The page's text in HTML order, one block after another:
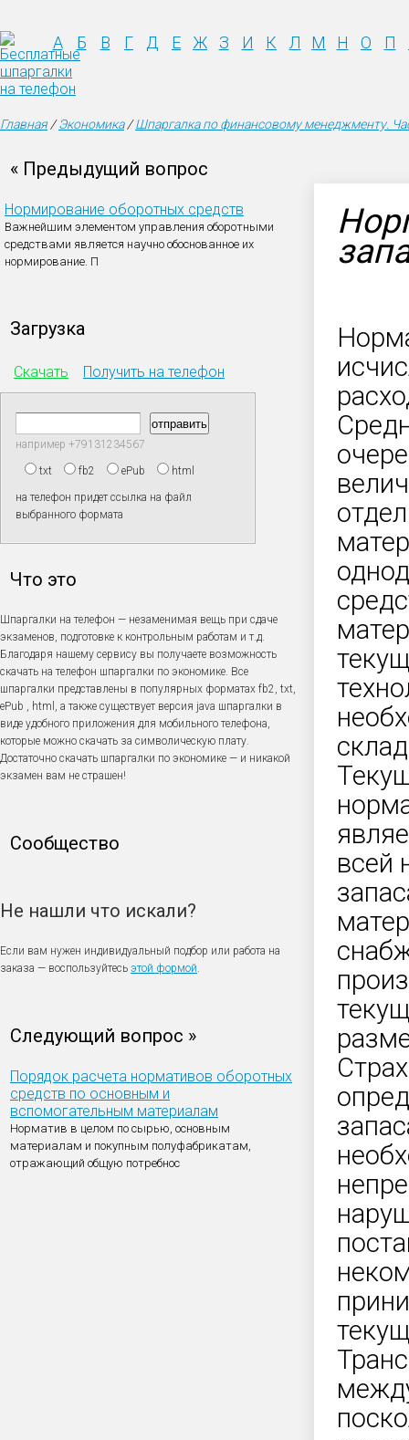
А Б В Г Д Е Ж З И К Л М Н О П
Главная/Экономика/Шпаргалка по финансовому менеджменту.
« Предыдущий вопрос
Нормирование оборотных средств
Важнейшим элементом управления оборотными
средствами является научно обоснованное их
нормирование. П
Загрузка
Скачать Получить на телефон
например +79131234567
txt fb2 ePub html
на телефон придет ссылка на файл
выбранного формата
Что это
Шпаргалки на телефон — незаменимая вещь при сдаче
экзаменов, подготовке к контрольным работам и т.д.
Благодаря нашему сервису вы получаете возможность
скачать на телефон шпаргалки по экономике. Все
шпаргалки представлены в популярных форматах fb2, txt,
ePub , html, а также существует версия java шпаргалки в
виде удобного приложения для мобильного телефона,
которые можно скачать за символическую плату.
Достаточно скачать шпаргалки по экономике — и никакой
экзамен вам не страшен!
Сообщество
Не нашли что искали?
Если вам нужен индивидуальный подбор или работа на
заказа — воспользуйтесь этой формой.
Следующий вопрос »
Порядок расчета нормативов оборотных
средств по основным и
вспомогательным материалам
Норматив в целом по сырью, основным
материалам и покупным полуфабрикатам,
отражающий общую потребнос
всей